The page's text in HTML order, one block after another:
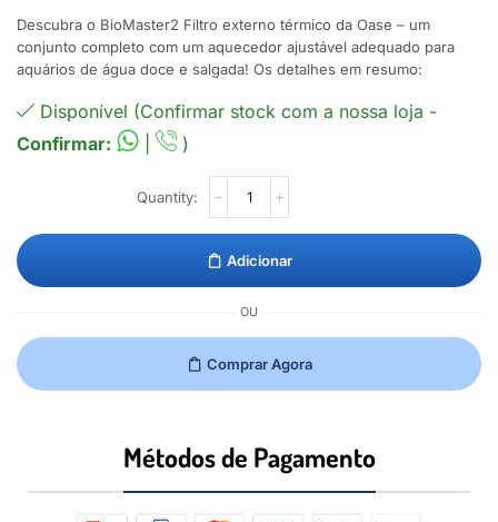
Descubra o BioMaster2 Filtro externo térmico da Oase – um
conjunto completo com um aquecedor ajustável adequado para
aquários de água doce e salgada! Os detalhes em resumo:
Disponível (Confirmar stock com a nossa loja -
Confirmar:
)
Adicionar
OU
Comprar Agora
Métodos de Pagamento​